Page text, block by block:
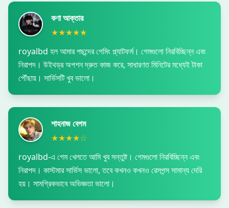
কণা আক্তার
★★★★★
royalbd হল আমার পছন্দের গেমিং প্ল্যাটফর্ম। গেমগুলো নিরবিচ্ছিন্ন এবং
নিরাপদ। উইথড্র অপশন দ্রুত কাজ করে, সাধারণত মিনিটের মধ্যেই টাকা
পৌঁছায়। সার্ভিসটি খুব ভালো।
শাহনাজ বেগম
★★★★☆
royalbd-এ গেম খেলতে আমি খুব সন্তুষ্ট। গেমগুলো নিরবিচ্ছিন্ন এবং
নিরাপদ। কাস্টমার সার্ভিস ভালো, তবে কখনও কখনও রেসপন্স সামান্য দেরি
হয়। সামগ্রিকভাবে অভিজ্ঞতা ভালো।